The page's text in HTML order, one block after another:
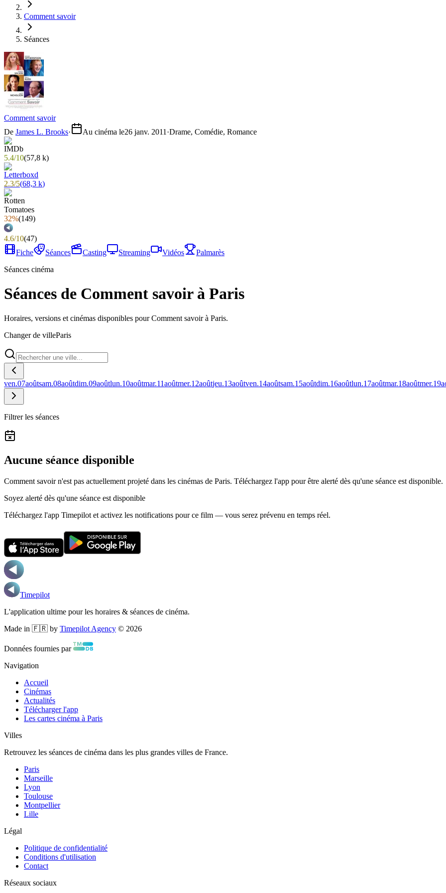
Comment savoir
Séances
Comment savoir
De James L. Brooks· Au cinéma le26 janv. 2011 ·Drame, Comédie, Romance
5.4/10(57,8 k)
2.3/5(68,3 k)
32%(149)
4.6/10(47)
Fiche
Séances Casting Streaming Vidéos
Palmarès
Séances cinéma
Séances de Comment savoir à Paris
Horaires, versions et cinémas disponibles pour Comment savoir à Paris.
Changer de villeParis
ven.07aoûtsam.08aoûtdim.09aoûtlun.10aoûtmar.11aoûtmer.12aoûtjeu.13aoûtven.14aoûtsam.15aoûtdim.16aoûtlun.17aoûtmar.18aoûtmer.19
Filtrer les séances
Aucune séance disponible
Comment savoir n'est pas actuellement projeté dans les cinémas de Paris. Téléchargez l'app pour être alerté dès qu'une séance est disponible.
Soyez alerté dès qu'une séance est disponible
Téléchargez l'app Timepilot et activez les notifications pour ce film — vous serez prévenu en temps réel.
Timepilot
L'application ultime pour les horaires & séances de cinéma.
Made in 🇫🇷 by Timepilot Agency © 2026
Données fournies par
Navigation
Accueil
Cinémas
Actualités
Télécharger l'app
Les cartes cinéma à Paris
Villes
Retrouvez les séances de cinéma dans les plus grandes villes de France.
Paris
Marseille
Lyon
Toulouse
Montpellier
Lille
Légal
Politique de confidentialité
Conditions d'utilisation
Contact
Réseaux sociaux